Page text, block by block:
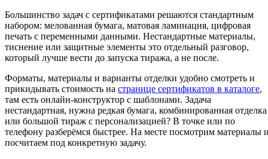
Большинство задач с сертификатами решаются стандартным
набором: мелованная бумага, матовая ламинация, цифровая
печать с переменными данными. Нестандартные материалы,
тиснение или защитные элементы это отдельный разговор,
который лучше вести до запуска тиража, а не после.
Форматы, материалы и варианты отделки удобно смотреть и
прикидывать стоимость на странице сертификатов в каталоге,
там есть онлайн-конструктор с шаблонами. Задача
нестандартная, нужна редкая бумага, комбинированная отделка
или большой тираж с персонализацией? В точке или по
телефону разберёмся быстрее. На месте посмотрим материалы
посчитаем под конкретную задачу.